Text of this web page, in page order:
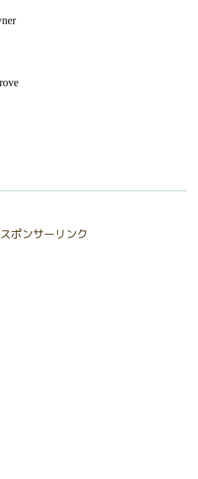
スポンサーリンク